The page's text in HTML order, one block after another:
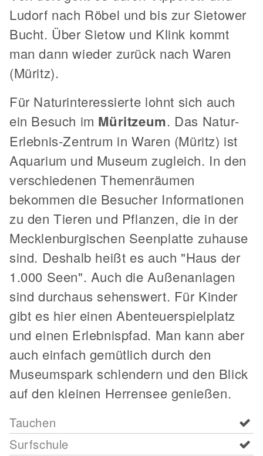
Ludorf nach Röbel und bis zur Sietower
Bucht. Über Sietow und Klink kommt
man dann wieder zurück nach Waren
(Müritz).
Für Naturinteressierte lohnt sich auch
ein Besuch im Müritzeum. Das Natur-
Erlebnis-Zentrum in Waren (Müritz) ist
Aquarium und Museum zugleich. In den
verschiedenen Themenräumen
bekommen die Besucher Informationen
zu den Tieren und Pflanzen, die in der
Mecklenburgischen Seenplatte zuhause
sind. Deshalb heißt es auch "Haus der
1.000 Seen". Auch die Außenanlagen
sind durchaus sehenswert. Für Kinder
gibt es hier einen Abenteuerspielplatz
und einen Erlebnispfad. Man kann aber
auch einfach gemütlich durch den
Museumspark schlendern und den Blick
auf den kleinen Herrensee genießen.
Tauchen
Surfschule